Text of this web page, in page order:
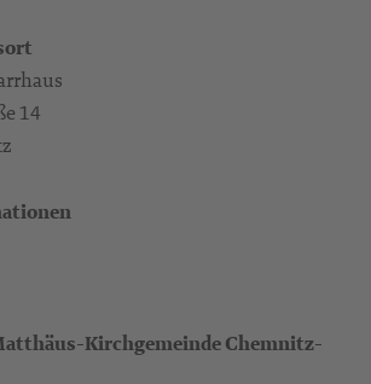
14
Kirchgemeinde Chemnitz-